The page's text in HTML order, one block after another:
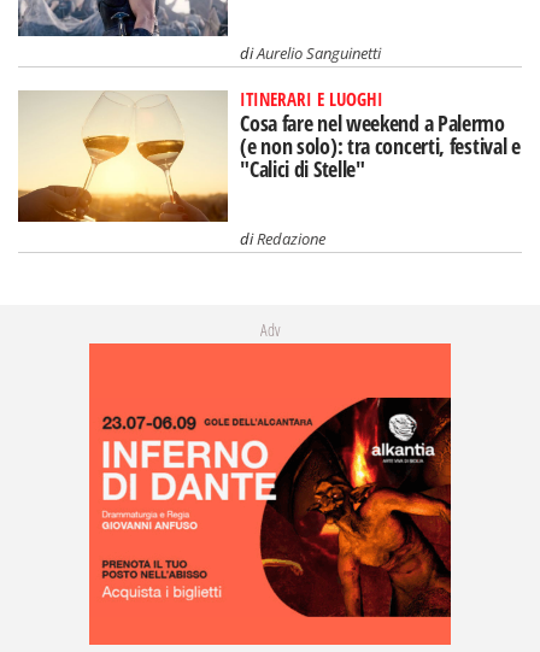
diAurelio Sanguinetti
ITINERARI E LUOGHI
Cosa fare nel weekend a Palermo
(e non solo): tra concerti, festival e
"Calici di Stelle"
diRedazione
Adv